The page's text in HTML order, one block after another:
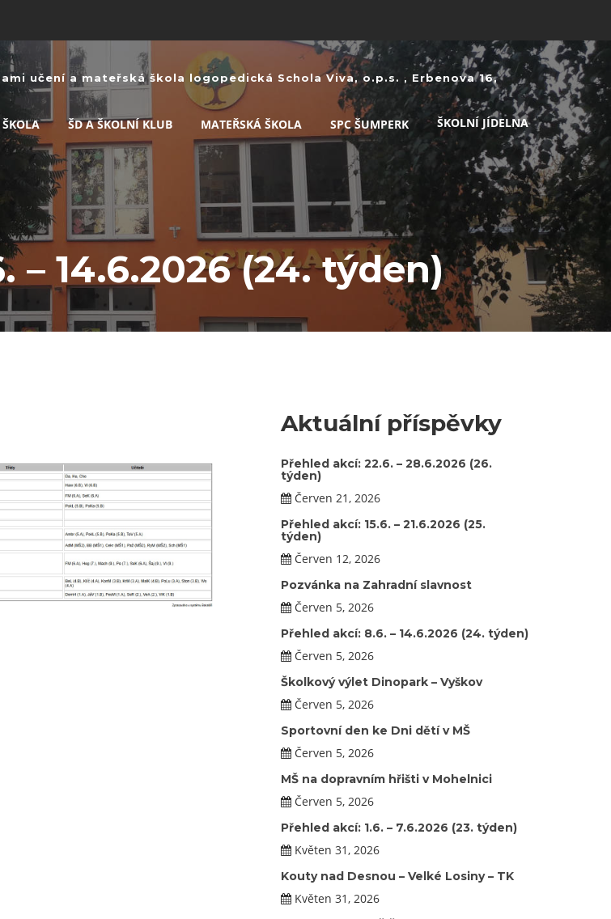
učení a mateřská škola logopedická Schola Viva, o.p.s. , Erbenova 16,
ŠD A ŠKOLNÍ KLUB MATEŘSKÁ ŠKOLA SPC ŠUMPERK ŠKOLNÍ JÍDELNA
– 14.6.2026 (24. týden)
Aktuální příspěvky
Přehled akcí: 22.6. – 28.6.2026 (26.
týden)
Červen 21, 2026
Přehled akcí: 15.6. – 21.6.2026 (25.
týden)
Červen 12, 2026
Pozvánka na Zahradní slavnost
Červen 5, 2026
Přehled akcí: 8.6. – 14.6.2026 (24. týden)
Červen 5, 2026
Školkový výlet Dinopark – Vyškov
Červen 5, 2026
Sportovní den ke Dni dětí v MŠ
Červen 5, 2026
MŠ na dopravním hřišti v Mohelnici
Červen 5, 2026
Přehled akcí: 1.6. – 7.6.2026 (23. týden)
Květen 31, 2026
Kouty nad Desnou – Velké Losiny – TK
Květen 31, 2026